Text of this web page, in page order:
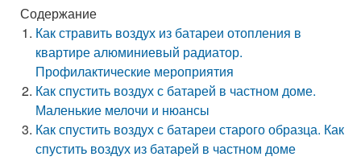
Содержание
Как стравить воздух из батареи отопления в
квартире алюминиевый радиатор.
Профилактические мероприятия
Как спустить воздух с батарей в частном доме.
Маленькие мелочи и нюансы
Как спустить воздух с батареи старого образца. Как
спустить воздух из батарей в частном доме